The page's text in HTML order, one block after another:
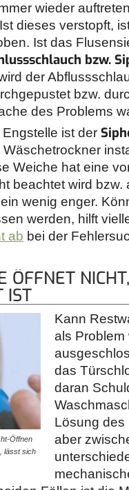
wieder
dieses verstopft,
Ist das
bzw.
der
bzw.
des Problems
ist der
Weiche hat eine
beachtet wird
wenig enger.
werden, hilft
ab bei der
ÖFFNET
IST
Öffnen
lässt sich
Kann
als
das
daran
Lösung des
aber